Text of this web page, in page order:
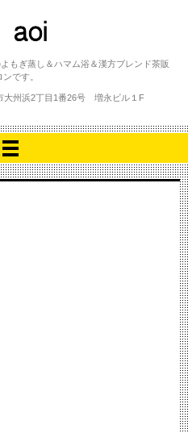
もぎ蒸し＆ハマム浴＆漢方ブレンド茶販
です。
市大州浜2丁目1番26号 増永ビル１F